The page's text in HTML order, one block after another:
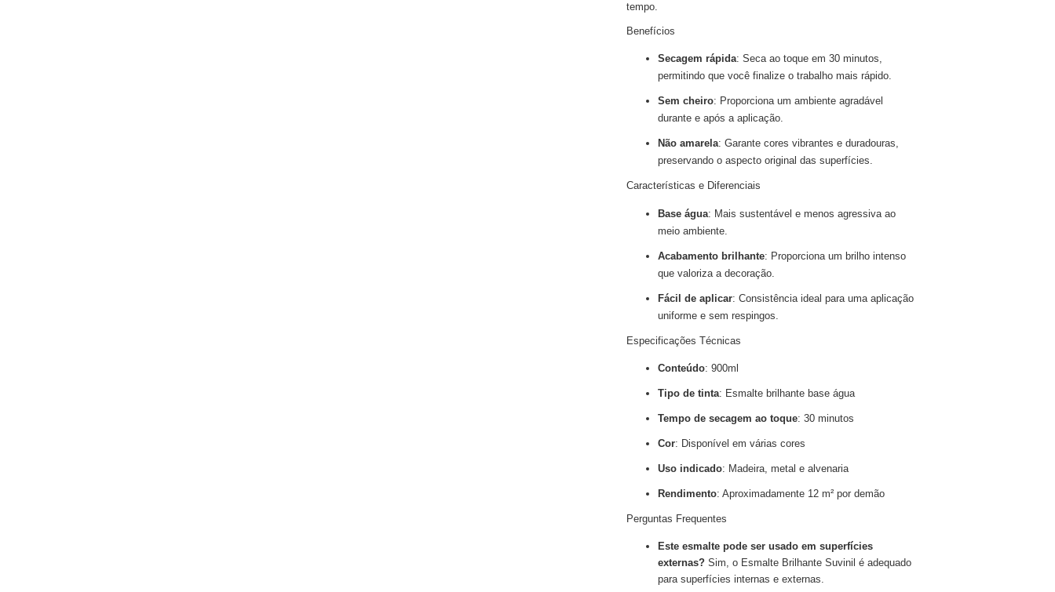
tempo.
Benefícios
Secagem rápida: Seca ao toque em 30 minutos,
permitindo que você finalize o trabalho mais rápido.
Sem cheiro: Proporciona um ambiente agradável
durante e após a aplicação.
Não amarela: Garante cores vibrantes e duradouras,
preservando o aspecto original das superfícies.
Características e Diferenciais
Base água: Mais sustentável e menos agressiva ao
meio ambiente.
Acabamento brilhante: Proporciona um brilho intenso
que valoriza a decoração.
Fácil de aplicar: Consistência ideal para uma aplicação
uniforme e sem respingos.
Especificações Técnicas
Conteúdo: 900ml
Tipo de tinta: Esmalte brilhante base água
Tempo de secagem ao toque: 30 minutos
Cor: Disponível em várias cores
Uso indicado: Madeira, metal e alvenaria
Rendimento: Aproximadamente 12 m² por demão
Perguntas Frequentes
Este esmalte pode ser usado em superfícies
externas? Sim, o Esmalte Brilhante Suvinil é adequado
para superfícies internas e externas.